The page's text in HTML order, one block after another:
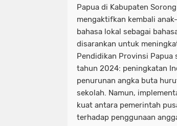
Papua di Kabupaten
mengaktifkan kembali
bahasa lokal sebagai
disarankan untuk
Pendidikan Provinsi
tahun 2024: peningkatan
penurunan angka buta
sekolah. Namun,
kuat antara pemerintah
terhadap penggunaan